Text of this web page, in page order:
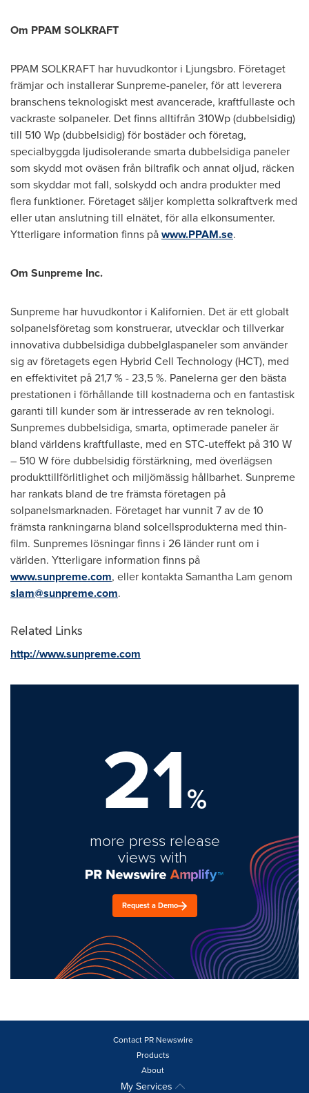
Om PPAM SOLKRAFT
PPAM SOLKRAFT har huvudkontor i Ljungsbro. Företaget
främjar och installerar Sunpreme-paneler, för att leverera
branschens teknologiskt mest avancerade, kraftfullaste och
vackraste solpaneler. Det finns alltifrån 310Wp (dubbelsidig)
till 510 Wp (dubbelsidig) för bostäder och företag,
specialbyggda ljudisolerande smarta dubbelsidiga paneler
som skydd mot oväsen från biltrafik och annat oljud, räcken
som skyddar mot fall, solskydd och andra produkter med
flera funktioner. Företaget säljer kompletta solkraftverk med
eller utan anslutning till elnätet, för alla elkonsumenter.
Ytterligare information finns påwww.PPAM.se.
Om Sunpreme Inc.
Sunpreme har huvudkontor i Kalifornien. Det är ett globalt
solpanelsföretag som konstruerar, utvecklar och tillverkar
innovativa dubbelsidiga dubbelglaspaneler som använder
sig av företagets egen Hybrid Cell Technology (HCT), med
en effektivitet på 21,7 % - 23,5 %. Panelerna ger den bästa
prestationen i förhållande till kostnaderna och en fantastisk
garanti till kunder som är intresserade av ren teknologi.
Sunpremes dubbelsidiga, smarta, optimerade paneler är
bland världens kraftfullaste, med en STC-uteffekt på 310 W
– 510 W före dubbelsidig förstärkning, med överlägsen
produkttillförlitlighet och miljömässig hållbarhet. Sunpreme
har rankats bland de tre främsta företagen på
solpanelsmarknaden. Företaget har vunnit 7 av de 10
främsta rankningarna bland solcellsprodukterna med thin-
film. Sunpremes lösningar finns i 26 länder runt om i
världen. Ytterligare information finns på
www.sunpreme.com, eller kontaktaSamantha Lam genom
slam@sunpreme.com.
Related Links
http://www.sunpreme.com
21%
more press release
views with
Request a Demo
Contact PR Newswire
Products
About
My Services